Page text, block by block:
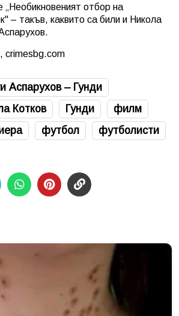
„Необикновеният отбор на
– такъв, каквито са били и Никола
crimesbg.com
Аспарухов – Гунди
Котков
Гунди
филм
футбол футболисти